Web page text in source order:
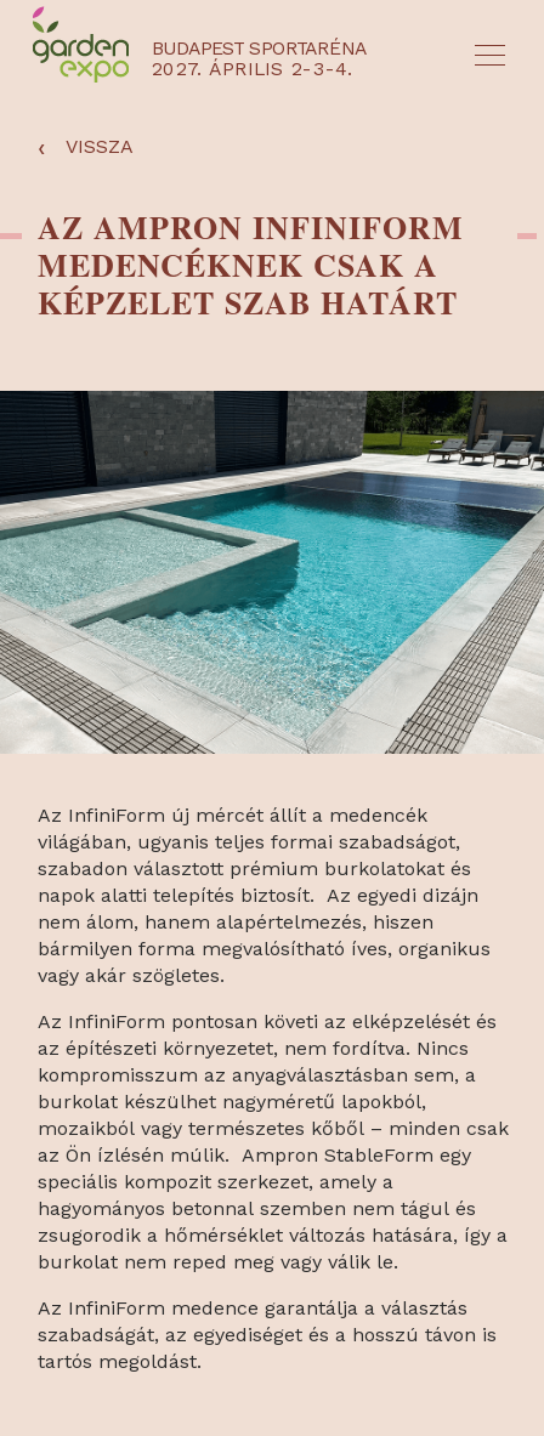
BUDAPEST SPORTARÉNA
2027. ÁPRILIS 2-3-4.
NYEREMÉNYJÁTÉK / REGISZTRÁCIÓ
‹ VISSZA
AZ AMPRON INFINIFORM
MEDENCÉKNEK CSAK A
KÉPZELET SZAB HATÁRT
Az InfiniForm új mércét állít a medencék
világában, ugyanis teljes formai szabadságot,
szabadon választott prémium burkolatokat és
napok alatti telepítés biztosít. Az egyedi dizájn
nem álom, hanem alapértelmezés, hiszen
bármilyen forma megvalósítható íves, organikus
vagy akár szögletes.
Az InfiniForm pontosan követi az elképzelését és
az építészeti környezetet, nem fordítva. Nincs
kompromisszum az anyagválasztásban sem, a
burkolat készülhet nagyméretű lapokból,
mozaikból vagy természetes kőből – minden csak
az Ön ízlésén múlik. Ampron StableForm egy
speciális kompozit szerkezet, amely a
hagyományos betonnal szemben nem tágul és
zsugorodik a hőmérséklet változás hatására, így a
burkolat nem reped meg vagy válik le.
Az InfiniForm medence garantálja a választás
szabadságát, az egyediséget és a hosszú távon is
tartós megoldást.